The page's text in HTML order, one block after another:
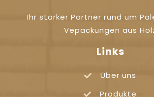
Ihr starker Partner rund um
Vepackungen aus
Links
Über uns
Produkte